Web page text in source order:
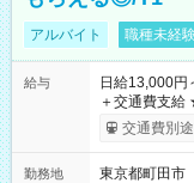
アルバイト 職種未経
給与
日給13,000円
＋交通費支給 ★交通費全額支給！ ┗案件により規定あり ★日払
いOK！（規
ンビニATMから
交通費別
勤務地
東京都町田市